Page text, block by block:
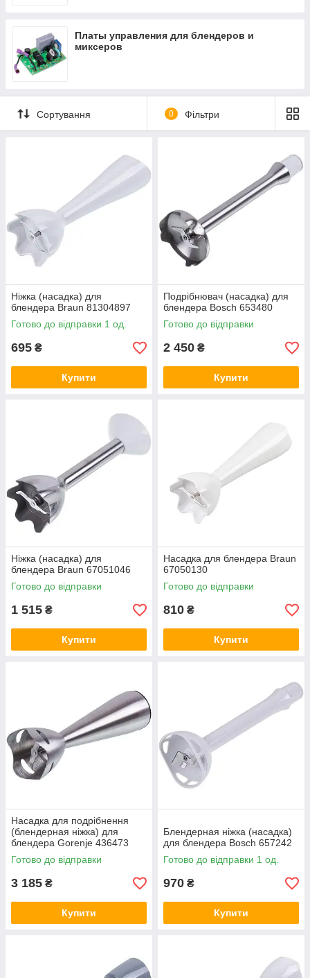
Платы управления для блендеров и
миксеров
Сортування 0 Фільтри
Ніжка (насадка) для
блендера Braun 81304897
Готово до відправки 1 од.
695 ₴
Купити
Подрібнювач (насадка) для
блендера Bosch 653480
Готово до відправки
2 450 ₴
Купити
Ніжка (насадка) для
блендера Braun 67051046
Готово до відправки
1 515 ₴
Купити
Насадка для блендера Braun
67050130
Готово до відправки
810 ₴
Купити
Насадка для подрібнення
(блендерная ніжка) для
блендера Gorenje 436473
Готово до відправки
3 185 ₴
Купити
Блендерная ніжка (насадка)
для блендера Bosch 657242
Готово до відправки 1 од.
970 ₴
Купити